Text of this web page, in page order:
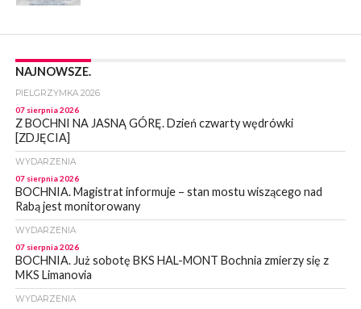
NAJNOWSZE.
PIELGRZYMKA 2026
07 sierpnia 2026
Z BOCHNI NA JASNĄ GÓRĘ. Dzień czwarty wędrówki
[ZDJĘCIA]
WYDARZENIA
07 sierpnia 2026
BOCHNIA. Magistrat informuje – stan mostu wiszącego nad
Rabą jest monitorowany
WYDARZENIA
07 sierpnia 2026
BOCHNIA. Już sobotę BKS HAL-MONT Bochnia zmierzy się z
MKS Limanovia
WYDARZENIA